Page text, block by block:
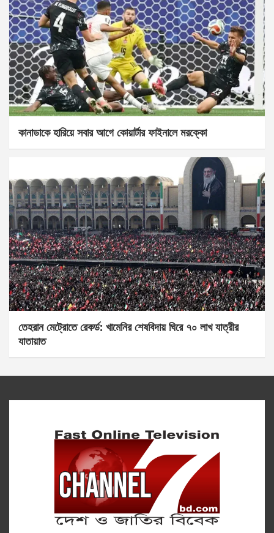
কানাডাকে হারিয়ে সবার আগে কোয়ার্টার ফাইনালে মরক্কো
তেহরান মেট্রোতে রেকর্ড: খামেনির শেষবিদায় ঘিরে ৭০ লাখ যাত্রীর
যাতায়াত